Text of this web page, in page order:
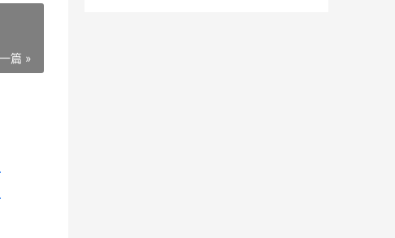
篇 »
挑战
技能